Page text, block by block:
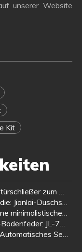
unserer Website
Kit
Bodentürschließer zum Offenhalten oder Nicht-Offenhalten – Leitfaden zur Szenarioauswahl
Fallstudie: Jianlai-Duschscharniere – die zuverlässige Wahl für rahmenlose Glasduschräume
Moderne minimalistische Designideen für Glastürbeschläge | Komplettes passendes System: Bodentürschließer + Patchbeschlag + Glastürschloss + Zuggriff
Jianlai-Bodenfeder: JL-7135, JL-7145 und JL-7300 – Premium-Vierkantspindellösungen für den Nahen Osten
Jianlai Automatisches Sensor-Türsystem: 5 intelligente Öffnungsmethoden für jeden Bedarf